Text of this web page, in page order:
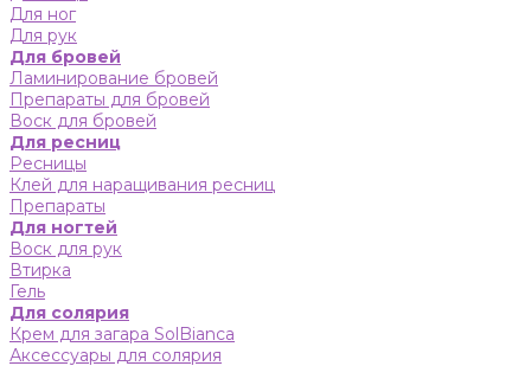
Для ног
Для рук
Для бровей
Ламинирование бровей
Препараты для бровей
Воск для бровей
Для ресниц
Ресницы
Клей для наращивания ресниц
Препараты
Для ногтей
Воск для рук
Втирка
Гель
Для солярия
Крем для загара SolBianca
Аксессуары для солярия